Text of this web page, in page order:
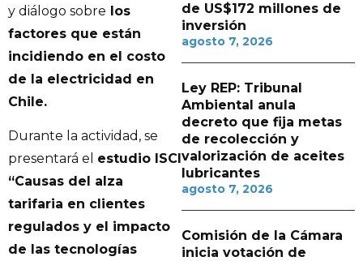
y diálogo sobre los
factores que están
incidiendo en el costo
de la electricidad en
Chile.
Durante la actividad, se
presentará el estudio ISCI
“Causas del alza
tarifaria en clientes
regulados y el impacto
de las tecnologías
de US$172 millones de
inversión
agosto 7, 2026
Ley REP: Tribunal
Ambiental anula
decreto que fija metas
de recolección y
valorización de aceites
lubricantes
agosto 7, 2026
Comisión de la Cámara
inicia votación de